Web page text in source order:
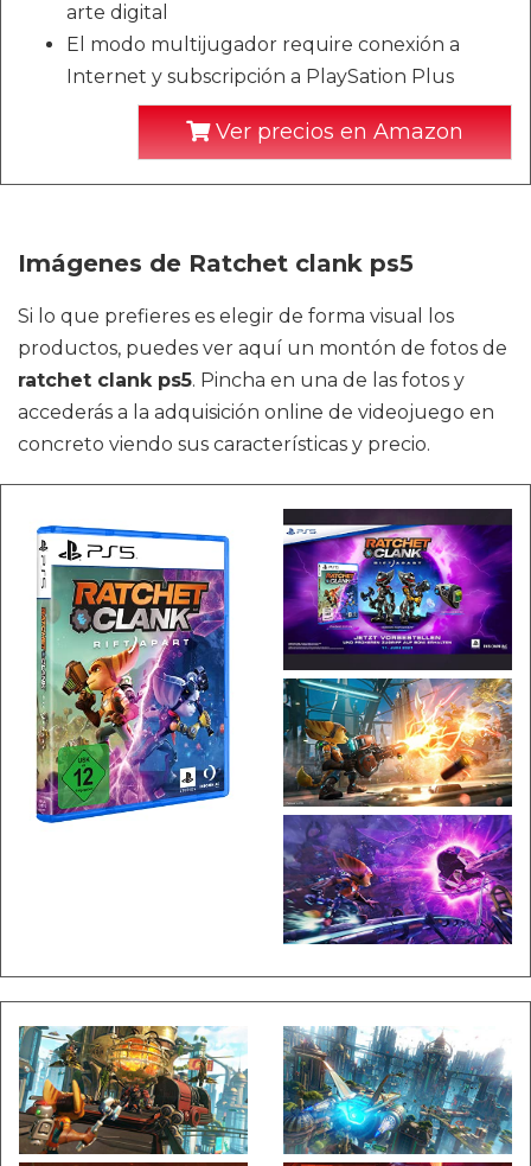
arte digital
El modo multijugador require conexión a
Internet y subscripción a PlaySation Plus
Ver precios en Amazon
Imágenes de Ratchet clank ps5
Si lo que prefieres es elegir de forma visual los
productos, puedes ver aquí un montón de fotos de
ratchet clank ps5. Pincha en una de las fotos y
accederás a la adquisición online de videojuego en
concreto viendo sus características y precio.